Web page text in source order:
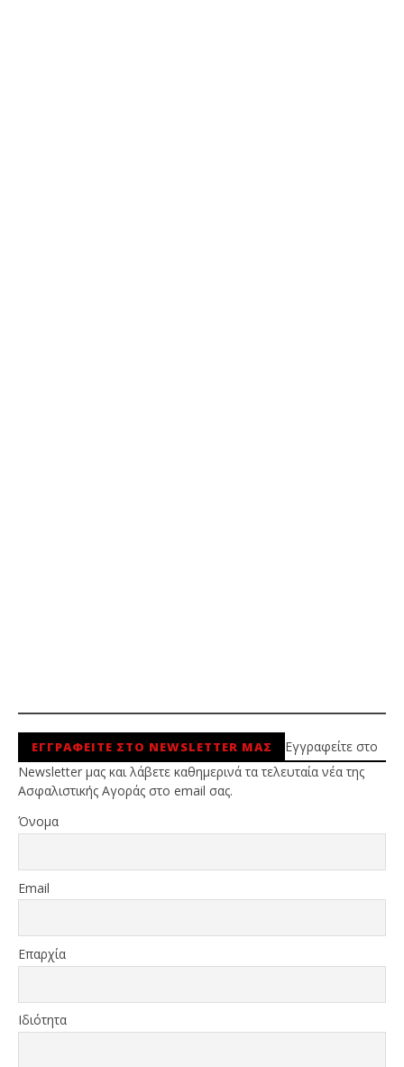
ΕΓΓΡΑΦΕΙΤΕ ΣΤΟ NEWSLETTER ΜΑΣ
Εγγραφείτε στο
Newsletter μας και λάβετε καθημερινά τα τελευταία νέα της
Ασφαλιστικής Αγοράς στο email σας.
Όνομα
Email
Επαρχία
Ιδιότητα